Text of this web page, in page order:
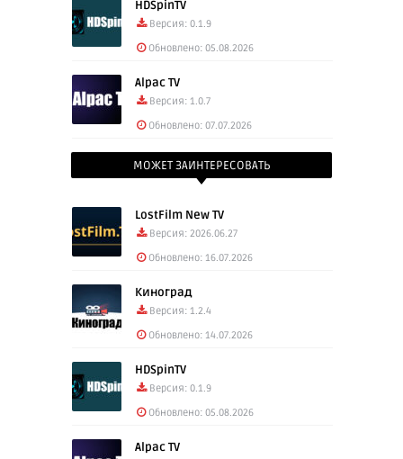
HDSpinTV
Версия: 0.1.9
Обновлено: 05.08.2026
Alpac TV
Версия: 1.0.7
Обновлено: 07.07.2026
МОЖЕТ ЗАИНТЕРЕСОВАТЬ
LostFilm New TV
Версия: 2026.06.27
Обновлено: 16.07.2026
Киноград
Версия: 1.2.4
Обновлено: 14.07.2026
HDSpinTV
Версия: 0.1.9
Обновлено: 05.08.2026
Alpac TV